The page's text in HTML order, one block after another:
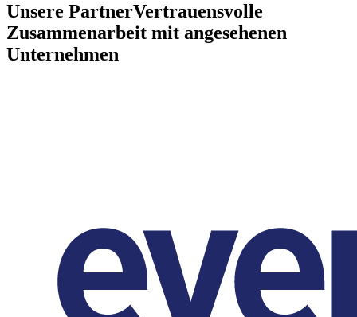
Unsere PartnerVertrauensvolle
Zusammenarbeit mit angesehenen
Unternehmen